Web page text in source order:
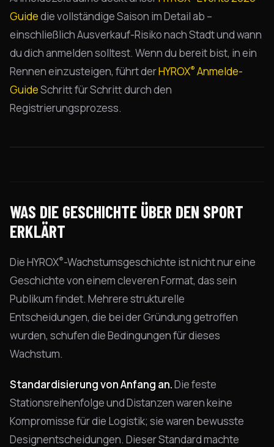
Guidedie vollständige Saison im Detail ab –
einschließlich Ausverkauf-Risiko nach Stadt und wann
du dich anmelden solltest. Wenn du bereit bist, in ein
Rennen einzusteigen, führt derHYROX® Anmelde-
GuideSchritt für Schritt durch den
Registrierungsprozess.
WAS DIE GESCHICHTE ÜBER DEN SPORT
ERKLÄRT
Die HYROX®-Wachstumsgeschichte ist nicht nur eine
Geschichte von einem cleveren Format, das sein
Publikum findet. Mehrere strukturelle
Entscheidungen, die bei der Gründung getroffen
wurden, schufen die Bedingungen für dieses
Wachstum.
Standardisierung von Anfang an.Die feste
Stationsreihenfolge und Distanzen waren keine
Kompromisse für die Logistik; sie waren bewusste
Designentscheidungen. Dieser Standard machte